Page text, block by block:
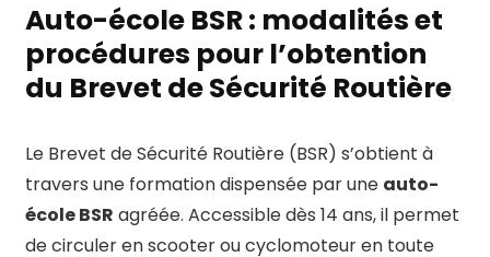
Auto-école BSR : modalités et
procédures pour l’obtention
du Brevet de Sécurité Routière
Le Brevet de Sécurité Routière (BSR) s’obtient à
travers une formation dispensée par une auto-
école BSR agréée. Accessible dès 14 ans, il permet
de circuler en scooter ou cyclomoteur en toute